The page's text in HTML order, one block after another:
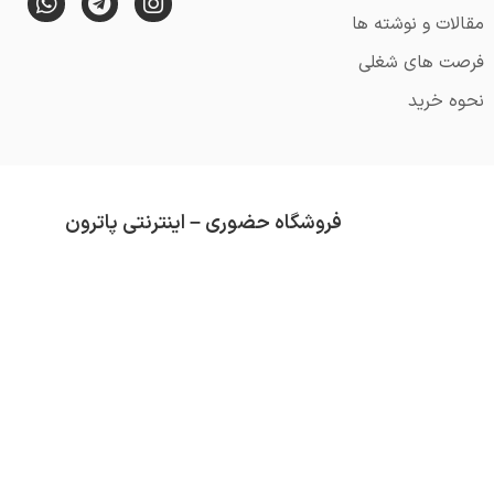
مقالات و نوشته ها
فرصت های شغلی
نحوه خرید
فروشگاه حضوری – اینترنتی پاترون